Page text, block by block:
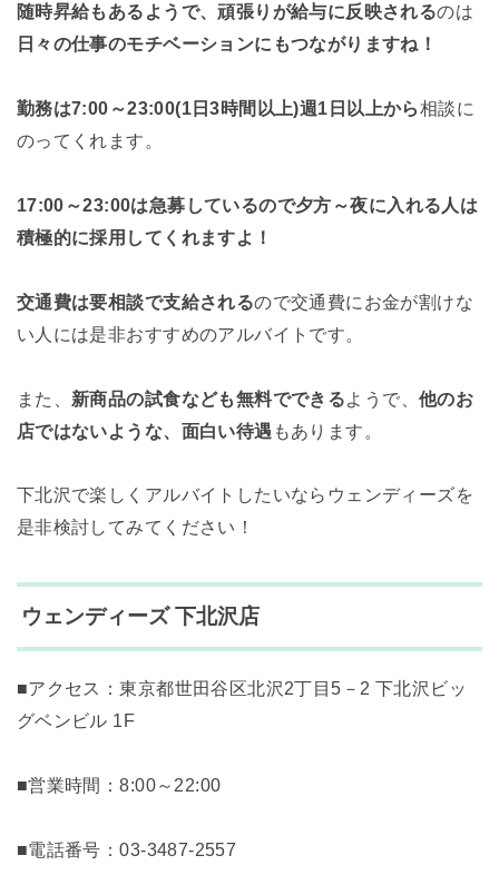
随時昇給もあるようで、頑張りが給与に反映されるのは
日々の仕事のモチベーションにもつながりますね！
勤務は7:00～23:00(1日3時間以上)週1日以上から相談に
のってくれます。
17:00～23:00は急募しているので夕方～夜に入れる人は
積極的に採用してくれますよ！
交通費は要相談で支給されるので交通費にお金が割けな
い人には是非おすすめのアルバイトです。
また、 新商品の試食なども無料でできるようで、 他のお
店ではないような、面白い待遇 もあります。
下北沢で楽しくアルバイトしたいならウェンディーズを
是非検討してみてください！
ウェンディーズ 下北沢店
■アクセス：東京都世田谷区北沢2丁目5－2 下北沢ビッ
グベンビル 1F
■営業時間：8:00～22:00
■電話番号：03-3487-2557